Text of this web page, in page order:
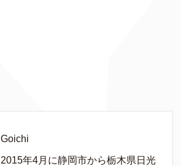
Goichi
2015年4月に静岡市から栃木県日光